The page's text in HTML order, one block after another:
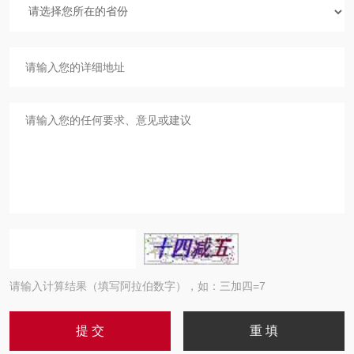
请输入计算结果（填写阿拉伯数字），如：三加四=7